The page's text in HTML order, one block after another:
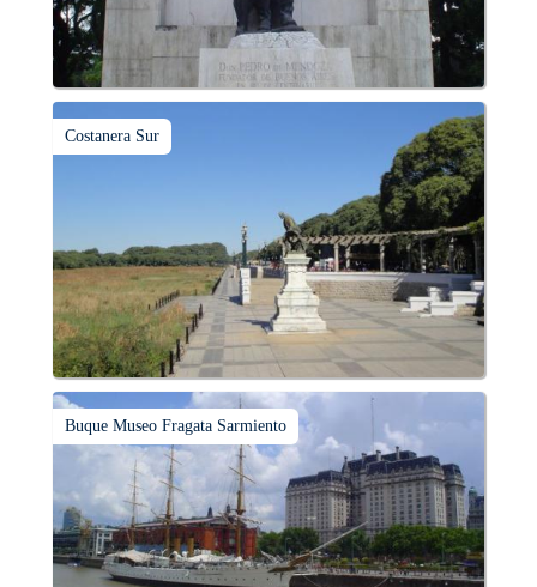
Costanera Sur
Buque Museo Fragata Sarmiento